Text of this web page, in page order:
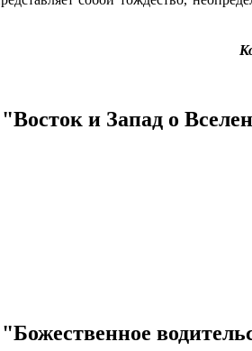
и Запад о